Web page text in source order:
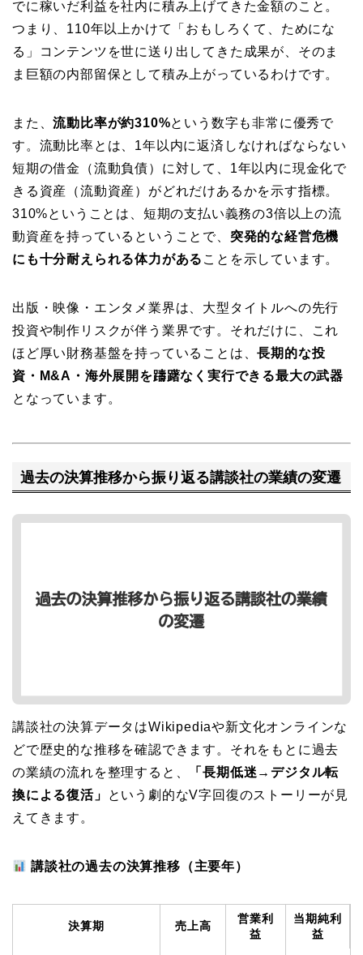
でに稼いだ利益を社内に積み上げてきた金額のこと。
つまり、110年以上かけて「おもしろくて、ためにな
る」コンテンツを世に送り出してきた成果が、そのま
ま巨額の内部留保として積み上がっているわけです。
また、流動比率が約310%という数字も非常に優秀で
す。流動比率とは、1年以内に返済しなければならない
短期の借金（流動負債）に対して、1年以内に現金化で
きる資産（流動資産）がどれだけあるかを示す指標。
310%ということは、短期の支払い義務の3倍以上の流
動資産を持っているということで、 突発的な経営危機
にも十分耐えられる体力がある ことを示しています。
出版・映像・エンタメ業界は、大型タイトルへの先行
投資や制作リスクが伴う業界です。それだけに、これ
ほど厚い財務基盤を持っていることは、長期的な投
資・M&A・海外展開を躊躇なく実行できる最大の武器
となっています。
過去の決算推移から振り返る講談社の業績の変遷
講談社の決算データはWikipediaや新文化オンラインな
どで歴史的な推移を確認できます。それをもとに過去
の業績の流れを整理すると、
「長期低迷→デジタル転
換による復活」
という劇的なV字回復のストーリーが見
えてきます。
講談社の過去の決算推移（主要年）
決算期 売上高
営業利
益
当期純利
益